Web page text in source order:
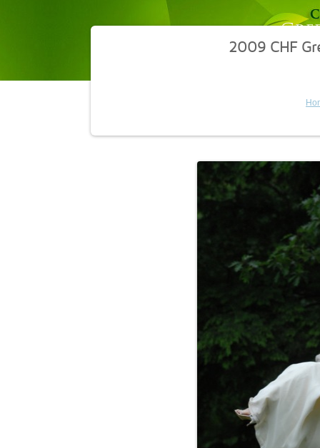
2009 CHF